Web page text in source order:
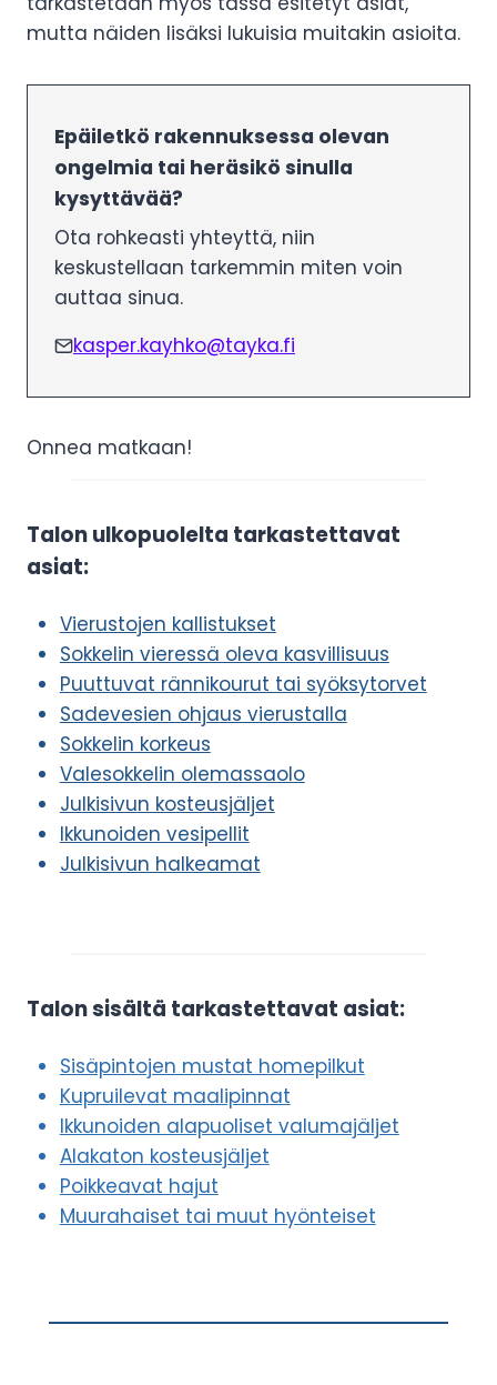
mutta näiden lisäksi lukuisia muitakin asioita.
Epäiletkö rakennuksessa olevan
ongelmia tai heräsikö sinulla
kysyttävää?
Ota rohkeasti yhteyttä, niin
keskustellaan tarkemmin miten voin
auttaa sinua.
kasper.kayhko@tayka.fi
Onnea matkaan!
Talon ulkopuolelta tarkastettavat
asiat:
Vierustojen kallistukset
Sokkelin vieressä oleva kasvillisuus
Puuttuvat rännikourut tai syöksytorvet
Sadevesien ohjaus vierustalla
Sokkelin korkeus
Valesokkelin olemassaolo
Julkisivun kosteusjäljet
Ikkunoiden vesipellit
Julkisivun halkeamat
Talon sisältä tarkastettavat asiat:
Sisäpintojen mustat homepilkut
Kupruilevat maalipinnat
Ikkunoiden alapuoliset valumajäljet
Alakaton kosteusjäljet
Poikkeavat hajut
Muurahaiset tai muut hyönteiset